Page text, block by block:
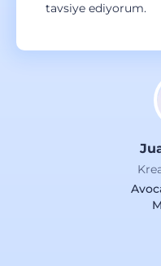
tavsiye ediyorum.